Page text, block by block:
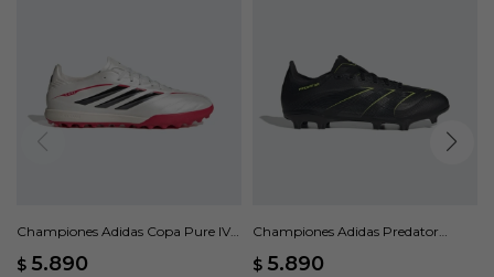
Championes Adidas Copa Pure IV
$ 5.890
Championes Adidas Predator
$ 5.890